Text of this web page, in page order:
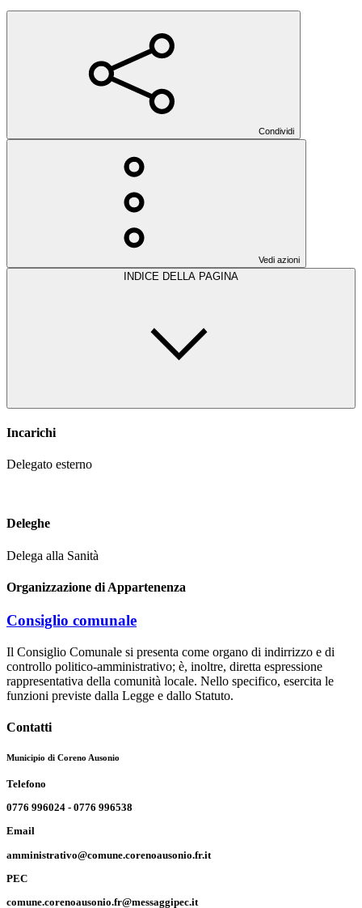
Condividi
Vedi azioni
INDICE DELLA PAGINA
Incarichi
Delegato esterno
Deleghe
Delega alla Sanità
Organizzazione di Appartenenza
Consiglio comunale
Il Consiglio Comunale si presenta come organo di indirrizzo e di
controllo politico-amministrativo; è, inoltre, diretta espressione
rappresentativa della comunità locale. Nello specifico, esercita le
funzioni previste dalla Legge e dallo Statuto.
Contatti
Municipio di Coreno Ausonio
Telefono
0776 996024 - 0776 996538
Email
amministrativo@comune.corenoausonio.fr.it
PEC
comune.corenoausonio.fr@messaggipec.it